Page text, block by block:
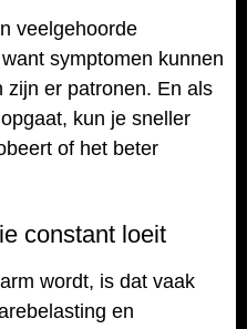
veelgehoorde
symptomen kunnen
zijn er patronen. En als
kun je sneller
of het beter
constant loeit
wordt, is dat vaak
en